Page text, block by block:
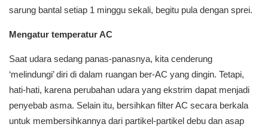
sarung bantal setiap 1 minggu sekali, begitu pula dengan sprei.
Mengatur temperatur AC
Saat udara sedang panas-panasnya, kita cenderung
‘melindungi’ diri di dalam ruangan ber-AC yang dingin. Tetapi,
hati-hati, karena perubahan udara yang ekstrim dapat menjadi
penyebab asma. Selain itu, bersihkan filter AC secara berkala
untuk membersihkannya dari partikel-partikel debu dan asap